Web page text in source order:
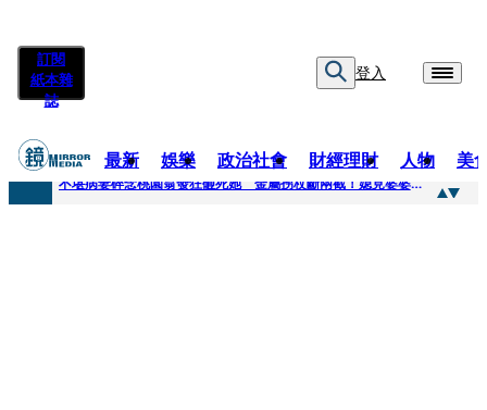
訂閱
紙本雜
誌
登入
最新 娛樂 政治社會 財經理財 人物 美
快訊
不堪病妻碎念桃園翁發狂砸死她 金屬拐杖斷兩截！媳見婆婆屍右臉全爛